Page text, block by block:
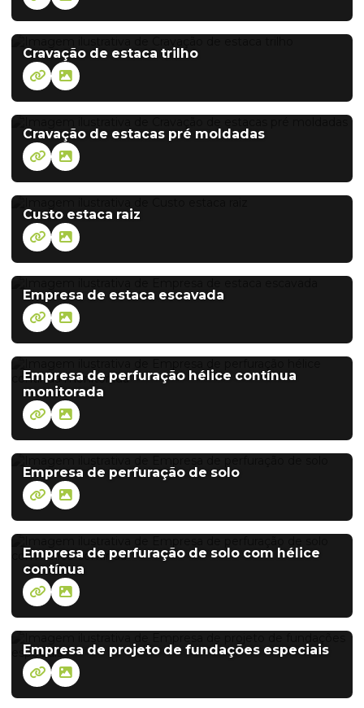
Cravação de estaca trilho
Cravação de estacas pré moldadas
Custo estaca raiz
Empresa de estaca escavada
Empresa de perfuração hélice contínua
monitorada
Empresa de perfuração de solo
Empresa de perfuração de solo com hélice
contínua
Empresa de projeto de fundações especiais